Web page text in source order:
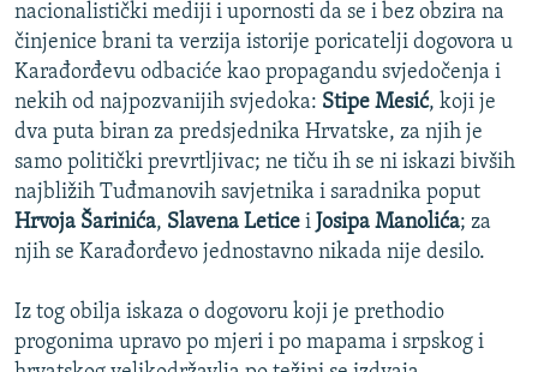
nacionalistički mediji i upornosti da se i bez obzira na
činjenice brani ta verzija istorije poricatelji dogovora u
Karađorđevu odbaciće kao propagandu svjedočenja i
nekih od najpozvanijih svjedoka: Stipe Mesić, koji je
dva puta biran za predsjednika Hrvatske, za njih je
samo politički prevrtljivac; ne tiču ih se ni iskazi bivših
najbližih Tuđmanovih savjetnika i saradnika poput
Hrvoja Šarinića, Slavena Letice i Josipa Manolića; za
njih se Karađorđevo jednostavno nikada nije desilo.
Iz tog obilja iskaza o dogovoru koji je prethodio
progonima upravo po mjeri i po mapama i srpskog i